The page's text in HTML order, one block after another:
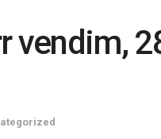
vendim,